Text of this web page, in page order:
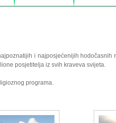
i najposjećenijih
posjetitelja iz svih kraveva svijeta.
programa.